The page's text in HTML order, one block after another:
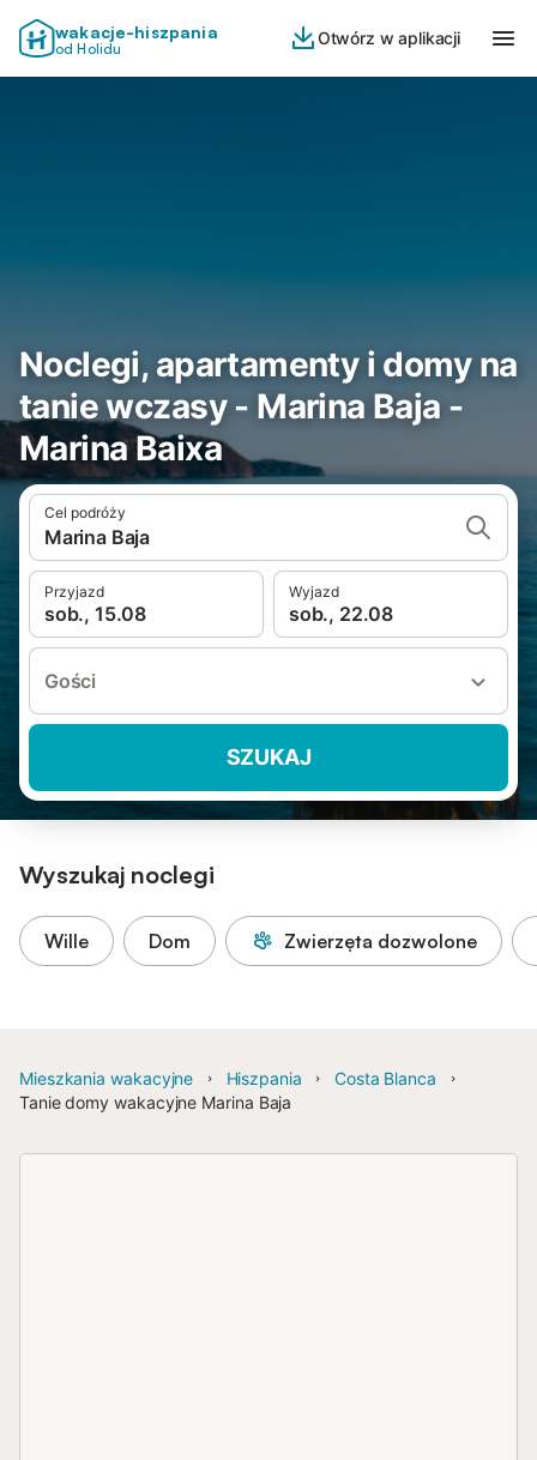
wakacje-hiszpania
od Holidu
Otwórz w aplikacji
Noclegi, apartamenty i domy na
tanie wczasy - Marina Baja -
Marina Baixa
Cel podróży
Marina Baja
Przyjazd
sob., 15.08
Wyjazd
sob., 22.08
Gości
SZUKAJ
Wyszukaj noclegi
Wille Dom Zwierzęta dozwolone
Mieszkania wakacyjne Hiszpania
Costa Blanca
Tanie domy wakacyjne Marina Baja